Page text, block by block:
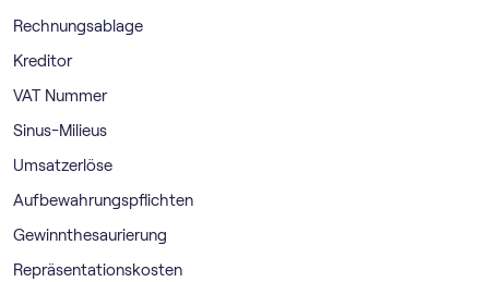
Rechnungsablage
Kreditor
VAT Nummer
Sinus-Milieus
Umsatzerlöse
Aufbewahrungspflichten
Gewinnthesaurierung
Repräsentationskosten